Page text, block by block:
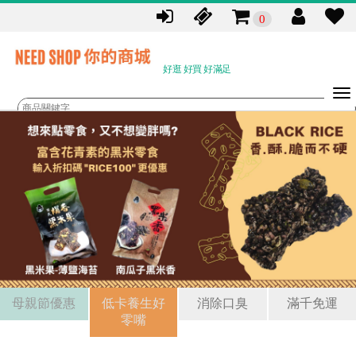
0
好逛 好買 好滿足
母親節優惠
低卡養生好
零嘴
消除口臭 滿千免運